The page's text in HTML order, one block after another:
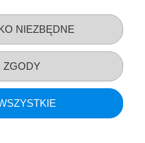
sklepie
NIEZBĘDNE
ZGODY